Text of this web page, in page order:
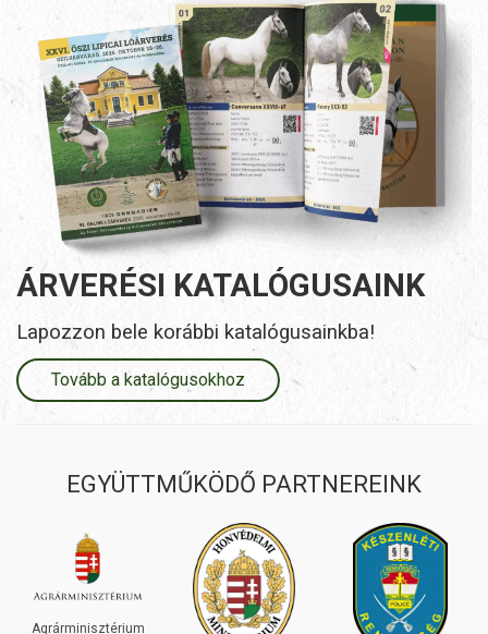
ÁRVERÉSI KATALÓGUSAINK
Lapozzon bele korábbi katalógusainkba!
Tovább a katalógusokhoz
EGYÜTTMŰKÖDŐ PARTNEREINK
GRENADIER